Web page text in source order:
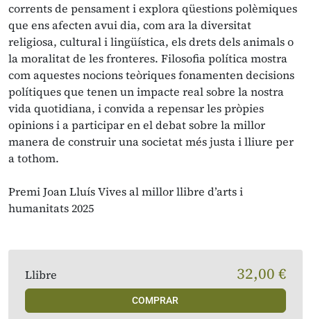
corrents de pensament i explora qüestions polèmiques
que ens afecten avui dia, com ara la diversitat
religiosa, cultural i lingüística, els drets dels animals o
la moralitat de les fronteres. Filosofia política mostra
com aquestes nocions teòriques fonamenten decisions
polítiques que tenen un impacte real sobre la nostra
vida quotidiana, i convida a repensar les pròpies
opinions i a participar en el debat sobre la millor
manera de construir una societat més justa i lliure per
a tothom.
Premi Joan Lluís Vives al millor llibre d’arts i
humanitats 2025
Llibre 32,00 €
COMPRAR